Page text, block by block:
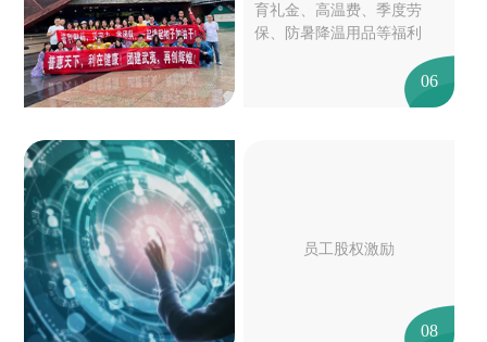
育礼金、高温费、季度劳
保、防暑降温用品等福利
06
员工股权激励
08